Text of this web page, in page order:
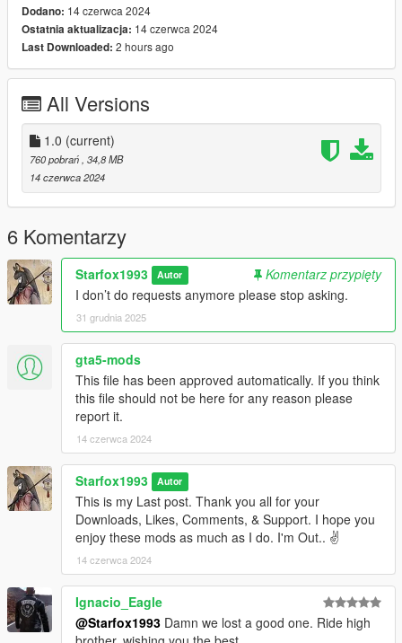
(mods/update/x64/dlcpacks/addonpeds/dlc/peds.rpf)
3. Open AddonPeds Editor as a Administrator
4. Create a New Ped as:
Harley, Female, False, Click on Add Ped, Press on Rebuild
Credit: Big Special Thanks and Shoutout to Spyk Makafi for
making All these mods happen. Thank You
Email: spykmakafi@gmail.com
Dodano: 14 czerwca 2024
Ostatnia aktualizacja: 14 czerwca 2024
Last Downloaded: 2 hours ago
All Versions
1.0 (current)
760 pobrań , 34,8 MB
14 czerwca 2024
6 Komentarzy
Starfox1993 Autor
Komentarz przypięty
I don’t do requests anymore please stop asking.
31 grudnia 2025
gta5-mods
This file has been approved automatically. If you think
this file should not be here for any reason please
report it.
14 czerwca 2024
Starfox1993 Autor
This is my Last post. Thank you all for your
Downloads, Likes, Comments, & Support. I hope you
enjoy these mods as much as I do. I'm Out.. ✌️
14 czerwca 2024
Ignacio_Eagle
@Starfox1993 Damn we lost a good one. Ride high